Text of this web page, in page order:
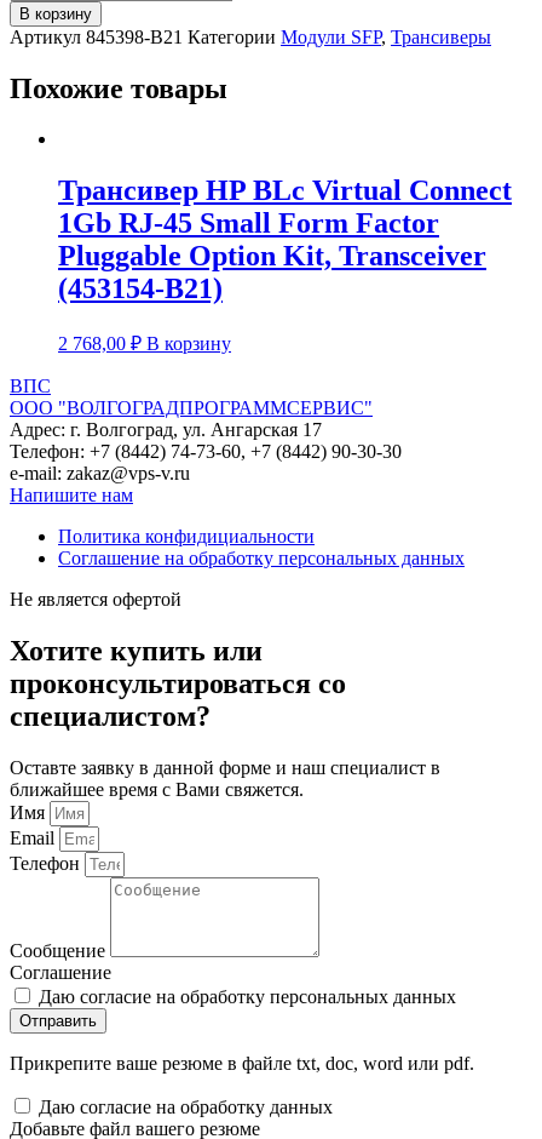
товара
Трансивер
HPE
Optical
25Gb
640/631SFP28
(845398-
В корзину
Артикул 845398-B21 Категории Модули SFP, Трансиверы
Похожие товары
Трансивер HP BLc Virtual Connect
1Gb RJ-45 Small Form Factor
Pluggable Option Kit, Transceiver
(453154-B21)
2 768,00 ₽ В корзину
ВПС
ООО "ВОЛГОГРАДПРОГРАММСЕРВИС"
Адрес: г. Волгоград, ул. Ангарская 17
Телефон: +7 (8442) 74-73-60, +7 (8442) 90-30-30
e-mail: zakaz@vps-v.ru
Напишите нам
Политика конфидициальности
Соглашение на обработку персональных данных
Не является офертой
Хотите купить или
проконсультироваться со
специалистом?
Оставте заявку в данной форме и наш специалист в
ближайшее время с Вами свяжется.
Имя
Email
Телефон
Сообщение
Соглашение
Даю согласие на обработку персональных данных
Отправить
Прикрепите ваше резюме в файле txt, doc, word или pdf.
Даю согласие на обработку данных
Добавьте файл вашего резюме